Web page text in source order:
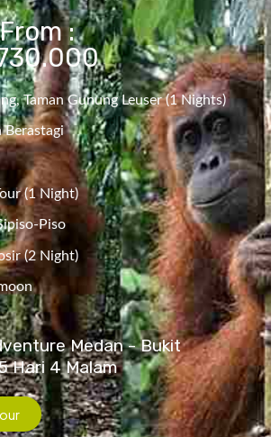
:
Taman Gunung Leuser (1 Nights)
Berastagi
(1 Night)
Piso
(2 Night)
Medan - Bukit
Hari 4 Malam